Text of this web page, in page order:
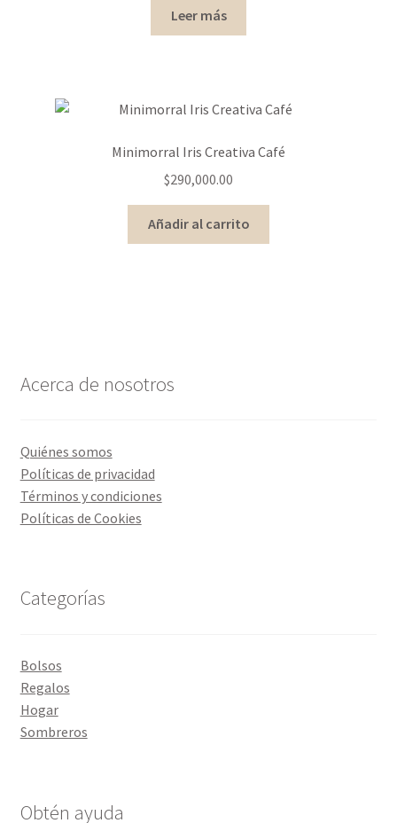
Leer más
Minimorral Iris Creativa Café
$290,000.00
Añadir al carrito
Acerca de nosotros
Quiénes somos
Políticas de privacidad
Términos y condiciones
Políticas de Cookies
Categorías
Bolsos
Regalos
Hogar
Sombreros
Obtén ayuda